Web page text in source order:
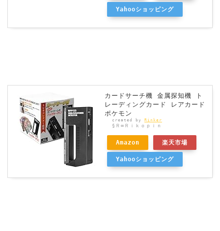
Yahooショッピング
カードサーチ機 金属探知機 ト
レーディングカード レアカード
ポケモン
created by Rinker
§Ｒ∞Ｒｉｋｏｐｉｎ
Amazon 楽天市場
Yahooショッピング